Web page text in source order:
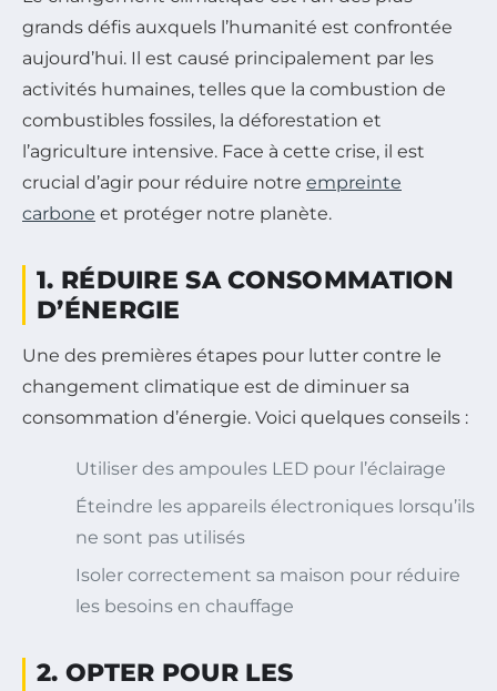
grands défis auxquels l’humanité est confrontée
aujourd’hui. Il est causé principalement par les
activités humaines, telles que la combustion de
combustibles fossiles, la déforestation et
l’agriculture intensive. Face à cette crise, il est
crucial d’agir pour réduire notre empreinte
carbone et protéger notre planète.
1. RÉDUIRE SA CONSOMMATION
D’ÉNERGIE
Une des premières étapes pour lutter contre le
changement climatique est de diminuer sa
consommation d’énergie. Voici quelques conseils :
Utiliser des ampoules LED pour l’éclairage
Éteindre les appareils électroniques lorsqu’ils
ne sont pas utilisés
Isoler correctement sa maison pour réduire
les besoins en chauffage
2. OPTER POUR LES